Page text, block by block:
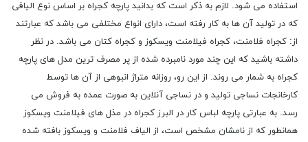
استفاده می شود. لازم به ذکر است که بدانید پارچه کجراه بر اساس نوع الیافی
که در تولید آن ‌ها به کار رفته است، دارای انواع مختلفی می باشد که عبارتند
از: کجراه فلامنت، کجراه فیلامنت ویسکوز و کجراه کتان می باشد. در نظر
داشته باشید که این چند مورد نامبرده شده از پر مصرف‌ ترین مدل‌ های پارچه
کجراه به شمار می روند. از این رو، روزانه متراژ انبوهی از آن‌ ها توسط
کارخانجات نساجی تولید و در نساجی آنلاین به صورت عمده به فروش می
رسد. به عبارتی پارچه لباس کار در البرز کجراه در مذل های فیلامنت ویسکوز
همانطور که از نامشان مشخص است، از الیاف فلامنت و ویسکوز بافته شده